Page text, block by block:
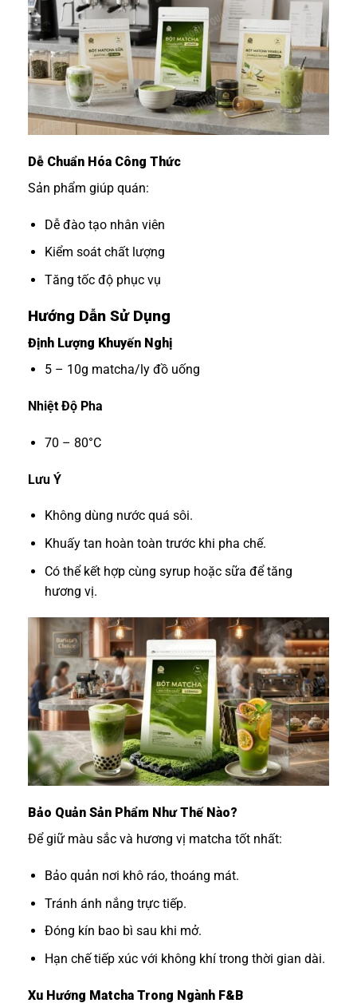
Dễ Chuẩn Hóa Công Thức
Sản phẩm giúp quán:
Dễ đào tạo nhân viên
Kiểm soát chất lượng
Tăng tốc độ phục vụ
Hướng Dẫn Sử Dụng
Định Lượng Khuyến Nghị
5 – 10g matcha/ly đồ uống
Nhiệt Độ Pha
70 – 80°C
Lưu Ý
Không dùng nước quá sôi.
Khuấy tan hoàn toàn trước khi pha chế.
Có thể kết hợp cùng syrup hoặc sữa để tăng
hương vị.
Bảo Quản Sản Phẩm Như Thế Nào?
Để giữ màu sắc và hương vị matcha tốt nhất:
Bảo quản nơi khô ráo, thoáng mát.
Tránh ánh nắng trực tiếp.
Đóng kín bao bì sau khi mở.
Hạn chế tiếp xúc với không khí trong thời gian dài.
Xu Hướng Matcha Trong Ngành F&B